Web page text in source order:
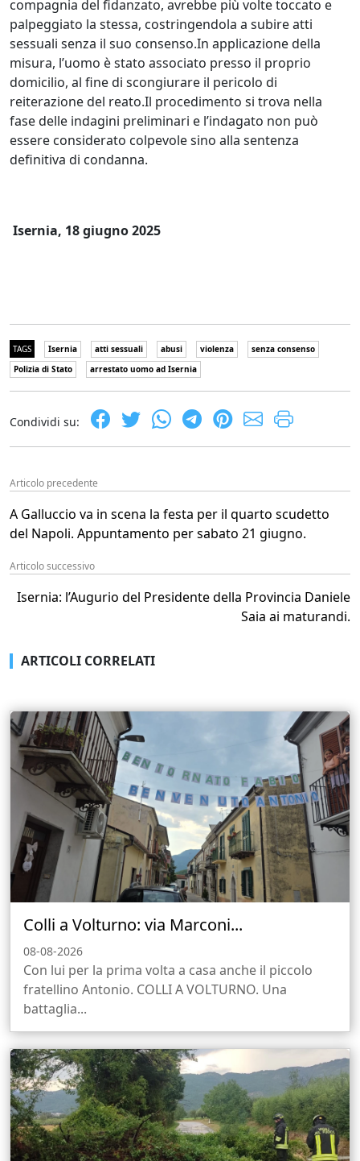
compagnia del fidanzato, avrebbe più volte toccato e
palpeggiato la stessa, costringendola a subire atti
sessuali senza il suo consenso.In applicazione della
misura, l’uomo è stato associato presso il proprio
domicilio, al fine di scongiurare il pericolo di
reiterazione del reato.Il procedimento si trova nella
fase delle indagini preliminari e l’indagato non può
essere considerato colpevole sino alla sentenza
definitiva di condanna.
Isernia, 18 giugno 2025
TAGS Isernia atti sessuali abusi violenza
senza consenso
Polizia di Stato
arrestato uomo ad Isernia
Condividi su:
Articolo precedente
A Galluccio va in scena la festa per il quarto scudetto
del Napoli. Appuntamento per sabato 21 giugno.
Articolo successivo
Isernia: l’Augurio del Presidente della Provincia Daniele
Saia ai maturandi.
ARTICOLI CORRELATI
Colli a Volturno: via Marconi...
08-08-2026
Con lui per la prima volta a casa anche il piccolo
fratellino Antonio. COLLI A VOLTURNO. Una
battaglia...